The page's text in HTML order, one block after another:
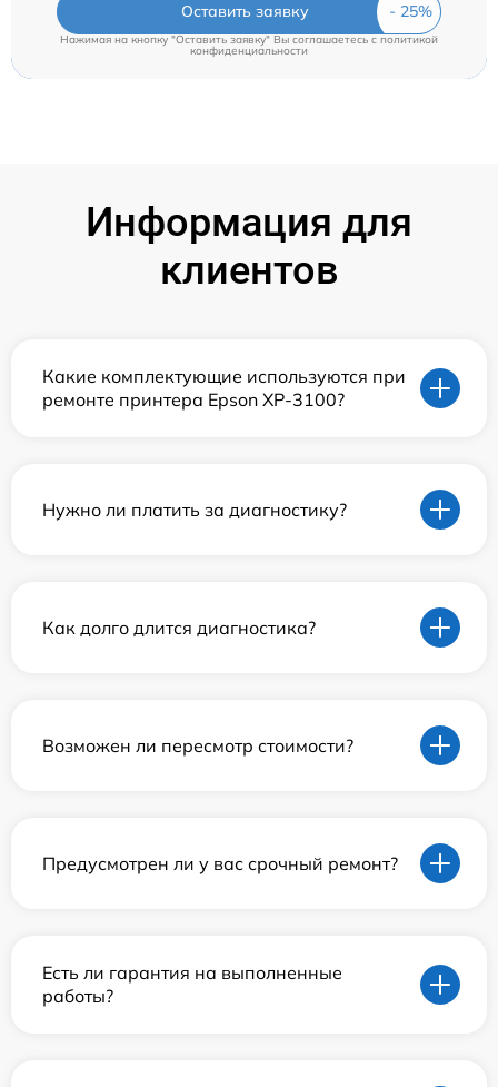
Оставить заявку
Нажимая на кнопку "Оставить заявку" Вы соглашаетесь c политикой
конфиденциальности
Информация для
клиентов
Какие комплектующие используются при
ремонте принтера Epson XP-3100?
Нужно ли платить за диагностику?
Как долго длится диагностика?
Возможен ли пересмотр стоимости?
Предусмотрен ли у вас срочный ремонт?
Есть ли гарантия на выполненные
работы?